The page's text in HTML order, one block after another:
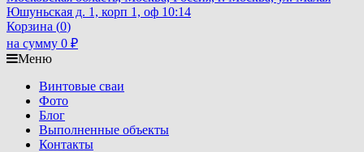
Юшуньская д. 1, корп 1, оф 10:14
Корзина (0)
на сумму 0 ₽
Меню
Винтовые сваи
Фото
Блог
Выполненные объекты
Контакты